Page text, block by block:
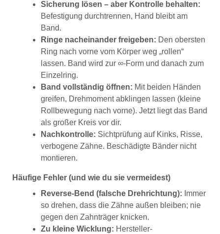
Sicherung lösen – aber Kontrolle behalten:
Befestigung durchtrennen, Hand bleibt am
Band.
Ringe nacheinander freigeben: Den obersten
Ring nach vorne vom Körper weg „rollen“
lassen. Band wird zur ∞-Form und danach zum
Einzelring.
Band vollständig öffnen: Mit beiden Händen
greifen, Drehmoment abklingen lassen (kleine
Rollbewegung nach vorne). Jetzt liegt das Band
als großer Kreis vor dir.
Nachkontrolle: Sichtprüfung auf Kinks, Risse,
verbogene Zähne. Beschädigte Bänder nicht
montieren.
Häufige Fehler (und wie du sie vermeidest)
Reverse-Bend (falsche Drehrichtung): Immer
so drehen, dass die Zähne außen bleiben; nie
gegen den Zahnträger knicken.
Zu kleine Wicklung: Hersteller-